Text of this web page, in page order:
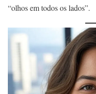
“olhos em todos os lados”.